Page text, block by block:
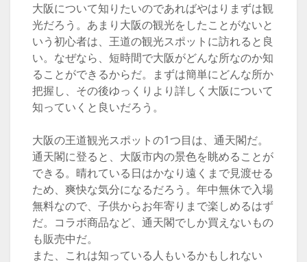
大阪について知りたいのであればやはりまずは観
光だろう。あまり大阪の観光をしたことがないと
いう初心者は、王道の観光スポットに訪れると良
い。なぜなら、短時間で大阪がどんな所なのか知
ることができるからだ。まずは簡単にどんな所か
把握し、その後ゆっくりより詳しく大阪について
知っていくと良いだろう。
大阪の王道観光スポットの1つ目は、通天閣だ。
通天閣に登ると、大阪市内の景色を眺めることが
できる。晴れている日はかなり遠くまで見渡せる
ため、爽快な気分になるだろう。年中無休で入場
無料なので、子供からお年寄りまで楽しめるはず
だ。コラボ商品など、通天閣でしか買えないもの
も販売中だ。
また、これは知っている人もいるかもしれない